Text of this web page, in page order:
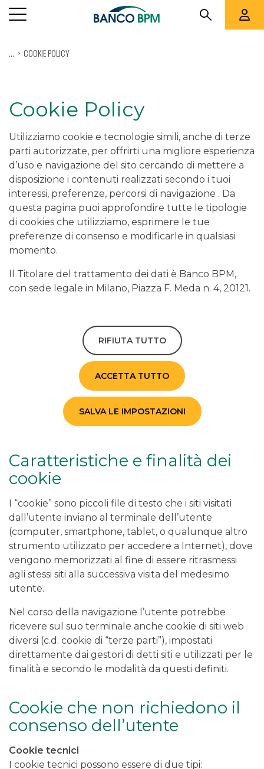
... COOKIE POLICY
Cookie Policy
Utilizziamo cookie e tecnologie simili, anche di terze
parti autorizzate, per offrirti una migliore esperienza
d’uso e navigazione del sito cercando di mettere a
disposizione i contenuti realizzati secondo i tuoi
interessi, preferenze, percorsi di navigazione . Da
questa pagina puoi approfondire tutte le tipologie
di cookies che utilizziamo, esprimere le tue
preferenze di consenso e modificarle in qualsiasi
momento.
Il Titolare del trattamento dei dati è Banco BPM,
con sede legale in Milano, Piazza F. Meda n. 4, 20121.
RIFIUTA TUTTO
ACCETTA TUTTO
SALVA LE IMPOSTAZIONI
Caratteristiche e finalità dei
cookie
I “cookie” sono piccoli file di testo che i siti visitati
dall’utente inviano al terminale dell’utente
(computer, smartphone, tablet, o qualunque altro
strumento utilizzato per accedere a Internet), dove
vengono memorizzati al fine di essere ritrasmessi
agli stessi siti alla successiva visita del medesimo
utente.
Nel corso della navigazione l’utente potrebbe
ricevere sul suo terminale anche cookie di siti web
diversi (c.d. cookie di “terze parti”), impostati
direttamente dai gestori di detti siti e utilizzati per le
finalità e secondo le modalità da questi definiti.
Cookie che non richiedono il
consenso dell’utente
Cookie tecnici
I cookie tecnici possono essere di due tipi: